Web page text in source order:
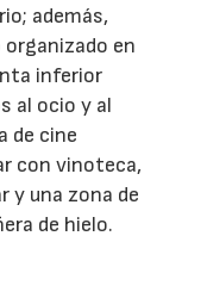
además,
en
inferior
al ocio y al
de cine
con vinoteca,
y una zona de
de hielo.